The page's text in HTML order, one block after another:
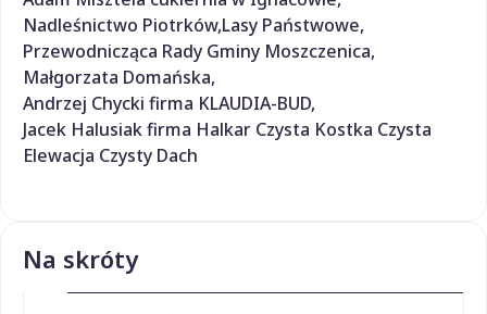
Nadleśnictwo Piotrków,Lasy Państwowe,
️Przewodnicząca Rady Gminy Moszczenica,
Małgorzata Domańska,
Andrzej Chycki firma KLAUDIA-BUD,
Jacek Halusiak firma Halkar Czysta Kostka Czysta
Elewacja Czysty Dach
Na skróty